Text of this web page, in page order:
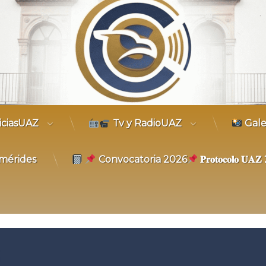
Tv y RadioUAZ
Convocatoria 2026 𝐏𝐫𝐨𝐭𝐨𝐜𝐨𝐥𝐨